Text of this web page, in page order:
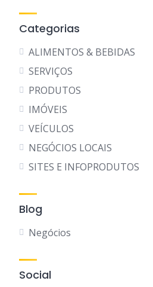
Categorias
ALIMENTOS & BEBIDAS
SERVIÇOS
PRODUTOS
IMÓVEIS
VEÍCULOS
NEGÓCIOS LOCAIS
SITES E INFOPRODUTOS
Blog
Negócios
Social